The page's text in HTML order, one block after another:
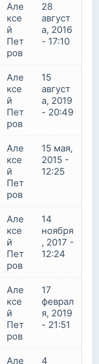
Але
ксе
й
Пет
ров
28
август
а, 2016
- 17:10
Але
ксе
й
Пет
ров
15
август
а, 2019
- 20:49
Але
ксе
й
Пет
ров
15 мая,
2015 -
12:25
Але
ксе
й
Пет
ров
14
ноября
, 2017 -
12:24
Але
ксе
й
Пет
ров
17
феврал
я, 2019
- 21:51
Але 4